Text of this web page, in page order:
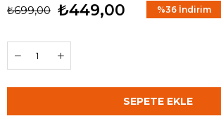
₺699,00 ₺449,00 %36 İndirim